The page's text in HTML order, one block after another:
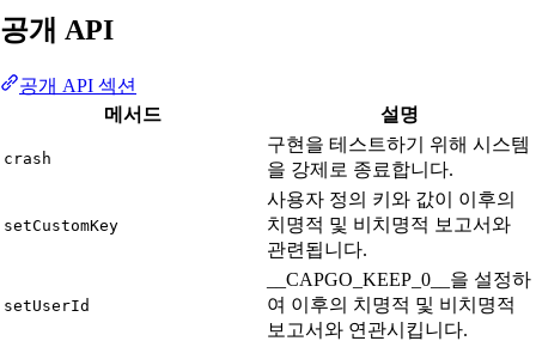
공개 API
공개 API 섹션
메서드
설명
crash
구현을 테스트하기 위해 시스템
을 강제로 종료합니다.
setCustomKey
사용자 정의 키와 값이 이후의
치명적 및 비치명적 보고서와
관련됩니다.
setUserId
__CAPGO_KEEP_0__을 설정하
여 이후의 치명적 및 비치명적
보고서와 연관시킵니다.